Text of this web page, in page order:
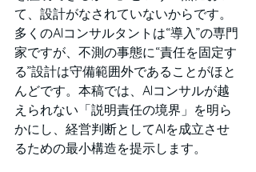
て、設計がなされていないからです。
多くのAIコンサルタントは“導入”の専門
家ですが、不測の事態に“責任を固定す
る”設計は守備範囲外であることがほと
んどです。本稿では、AIコンサルが越
えられない「説明責任の境界」を明ら
かにし、経営判断としてAIを成立させ
るための最小構造を提示します。